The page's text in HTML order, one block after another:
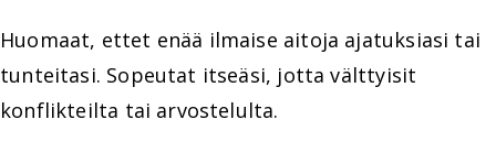
Huomaat, ettet enää ilmaise aitoja ajatuksiasi tai
tunteitasi. Sopeutat itseäsi, jotta välttyisit
konflikteilta tai arvostelulta.